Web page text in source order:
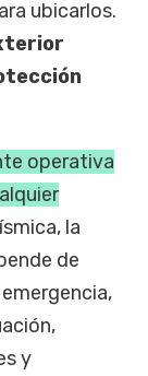
ubicarlos.
operativa
la
de
y